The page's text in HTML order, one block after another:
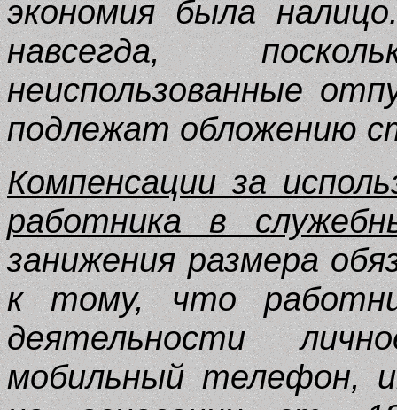
экономия была
навсегда,
неиспользованные
подлежат обложению
Компенсации за
работника в
занижения размера
к тому, что
деятельности
мобильный телефон,